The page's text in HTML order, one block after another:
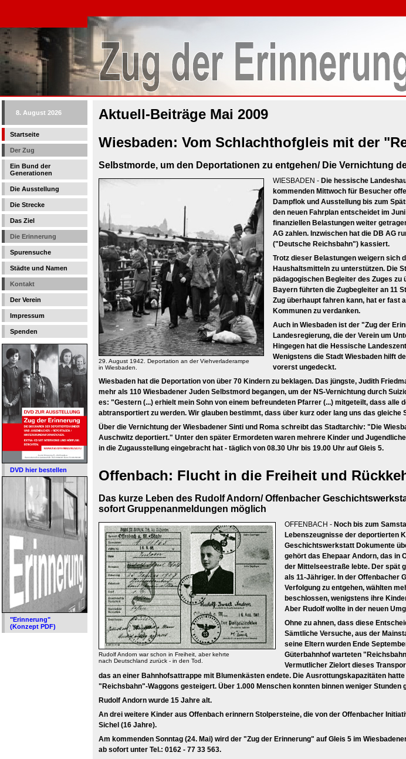
8. August 2026
Startseite
Der Zug
Ein Bund der
Generationen
Die Ausstellung
Die Strecke
Das Ziel
Die Erinnerung
Spurensuche
Städte und Namen
Kontakt
Der Verein
Impressum
Spenden
DVD hier bestellen
"Erinnerung"
(Konzept PDF)
Aktuell-Beiträge Mai 2009
Wiesbaden: Vom Schlachthofgleis mit der
Selbstmorde, um den Deportationen zu entgehen/ Die Vernichtung
29. August 1942. Deportation an der Viehverladerampe
in Wiesbaden.
WIESBADEN - Die hessische
kommenden Mittwoch für Besucher
Dampflok und Ausstellung bis zum
den neuen Fahrplan entscheidet im
finanziellen Belastungen weiter
AG zahlen. Inzwischen hat die DB AG
("Deutsche Reichsbahn") kassiert.
Trotz dieser Belastungen weigern sich
Haushaltsmitteln zu unterstützen. Die
pädagogischen Begleiter des Zuges zu
Bayern führten die Zugbegleiter an 11
Zug überhaupt fahren kann, hat er fast
Kommunen zu verdanken.
Auch in Wiesbaden ist der "Zug der
Landesregierung, die der Verein um
Hingegen hat die Hessische
Wenigstens die Stadt Wiesbaden hilft
vorerst ungedeckt.
Wiesbaden hat die Deportation von über 70 Kindern zu beklagen. Das jüngste, Judith
mehr als 110 Wiesbadener Juden Selbstmord begangen, um der NS-Vernichtung durch
es: "Gestern (...) erhielt mein Sohn von einem befreundeten Pfarrer (...) mitgeteilt, dass
abtransportiert zu werden. Wir glauben bestimmt, dass über kurz oder lang uns das
Über die Vernichtung der Wiesbadener Sinti und Roma schreibt das Stadtarchiv: "Die
Auschwitz deportiert." Unter den später Ermordeten waren mehrere Kinder und
in die Zugausstellung eingebracht hat - täglich von 08.30 Uhr bis 19.00 Uhr auf Gleis 5.
Offenbach: Flucht in die Freiheit und
Das kurze Leben des Rudolf Andorn/ Offenbacher
sofort Gruppenanmeldungen möglich
Rudolf Andorn war schon in Freiheit, aber kehrte
nach Deutschland zurück - in den Tod.
OFFENBACH - Noch bis zum
Lebenszeugnisse der deportierten
Geschichtswerkstatt Dokumente
gehört das Ehepaar Andorn, das in
der Mittelseestraße lebte. Der spät
als 11-Jähriger. In der Offenbacher
Verfolgung zu entgehen, wählten
beschlossen, wenigstens ihre
Aber Rudolf wollte in der neuen
Ohne zu ahnen, dass diese
Sämtliche Versuche, aus der
seine Eltern wurden Ende
Güterbahnhof warteten
Vermutlicher Zielort dieses
das an einer Bahnhofsattrappe mit Blumenkästen endete. Die Ausrottungskapazitäten
"Reichsbahn"-Waggons gesteigert. Über 1.000 Menschen konnten binnen weniger Stunden
Rudolf Andorn wurde 15 Jahre alt.
An drei weitere Kinder aus Offenbach erinnern Stolpersteine, die von der Offenbacher
Sichel (16 Jahre).
Am kommenden Sonntag (24. Mai) wird der "Zug der Erinnerung" auf Gleis 5 im
ab sofort unter Tel.: 0162 - 77 33 563.